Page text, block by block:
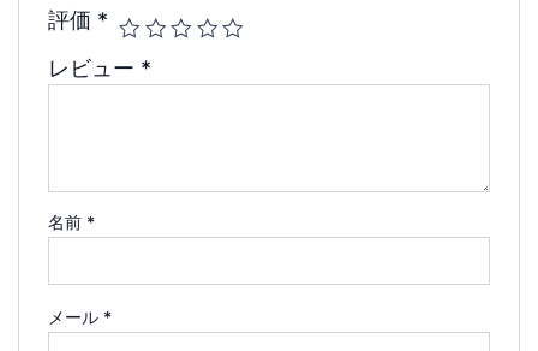
評価 *
レビュー *
名前 *
メール *